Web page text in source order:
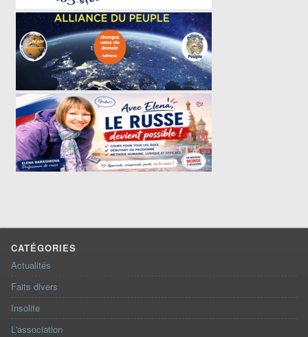
CATÉGORIES
Actualités
Faits divers
Insolite
L'association